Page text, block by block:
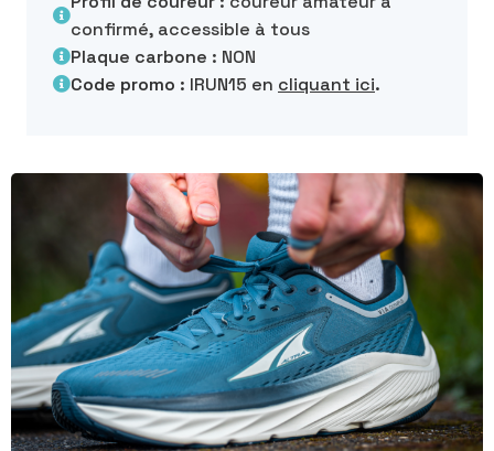
confirmé, accessible à tous
Plaque carbone : NON
Code promo : IRUN15 en cliquant ici.